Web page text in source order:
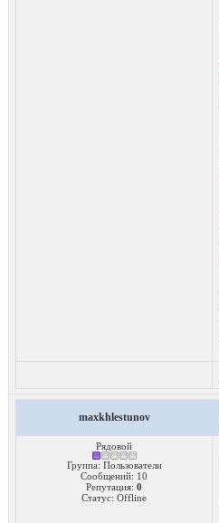
maxkhlestunov
Рядовой
Группа: Пользователи
Сообщений: 10
Репутация: 0
Статус: Offline